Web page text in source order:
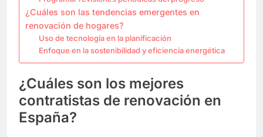
¿Cuáles son las tendencias emergentes en
renovación de hogares?
Uso de tecnología en la planificación
Enfoque en la sostenibilidad y eficiencia energética
¿Cuáles son los mejores
contratistas de renovación en
España?